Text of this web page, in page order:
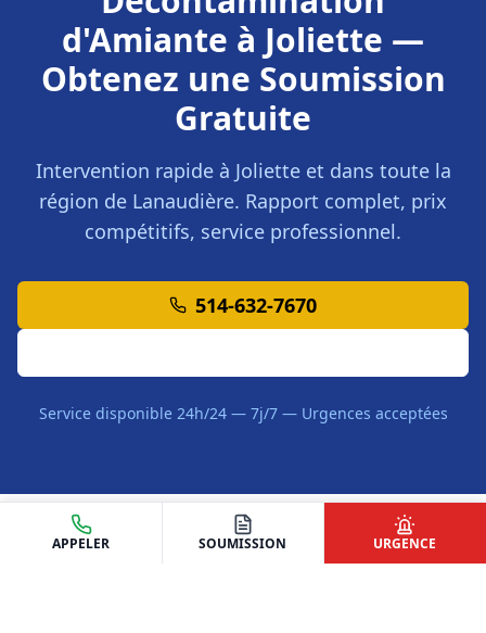
d'Amiante à Joliette —
Obtenez une Soumission
Gratuite
Intervention rapide à Jolietteet dans toute la
région de Lanaudière. Rapport complet, prix
compétitifs, service professionnel.
514-632-7670
Service disponible 24h/24 — 7j/7 — Urgences acceptées
APPELER SOUMISSION URGENCE